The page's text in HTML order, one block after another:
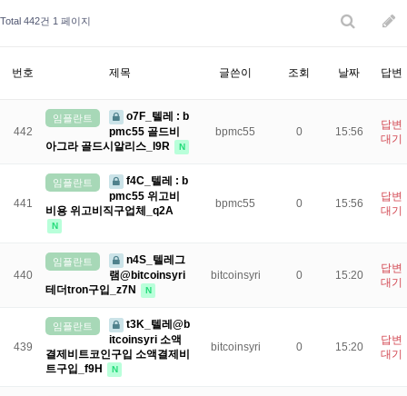
Total 442건 1 페이지
번호 제목 글쓴이 조회 날짜 답변
442
임플란트
o7F_텔레 : b
pmc55 골드비
아그라 골드시알리스_l9R
N
bpmc55 0 15:56
답변
대기
441
임플란트
f4C_텔레 : b
pmc55 위고비
비용 위고비직구업체_q2A
N
bpmc55 0 15:56
답변
대기
440
임플란트
n4S_텔레그
램@bitcoinsyri
테더tron구입_z7N
N
bitcoinsyri 0 15:20
답변
대기
439
임플란트
t3K_텔레@b
itcoinsyri 소액
결제비트코인구입 소액결제비
트구입_f9H
N
bitcoinsyri 0 15:20
답변
대기